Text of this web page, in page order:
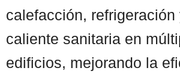
calefacción, refrigeración
caliente sanitaria en
edificios, mejorando la